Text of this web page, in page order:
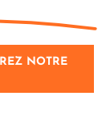
NOTRE